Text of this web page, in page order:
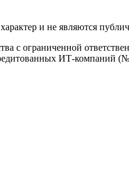
и не являются
с ограниченной
ИТ-компаний